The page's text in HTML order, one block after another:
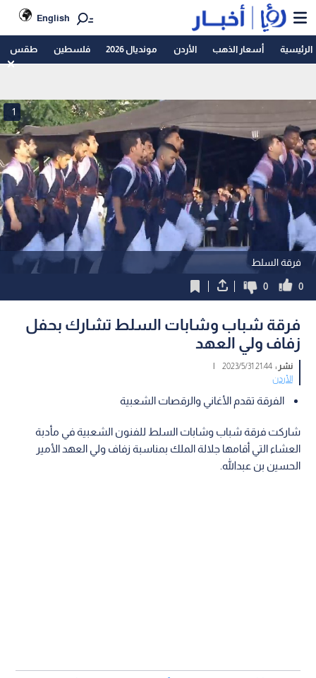
English
الرئيسية أسعار الذهب الأردن مونديال 2026 فلسطين طقس
فرقة السلط
1
0
0
فرقة شباب وشابات السلط تشارك بحفل
زفاف ولي العهد
نشر :21:44 2023/5/31
|
الأردن
الفرقة تقدم الأغاني والرقصات الشعبية
شاركت فرقة شباب وشابات السلط للفنون الشعبية في مأدبة
العشاء التي أقامها جلالة الملك بمناسبة زفاف ولي العهد الأمير
الحسين بن عبدالله.